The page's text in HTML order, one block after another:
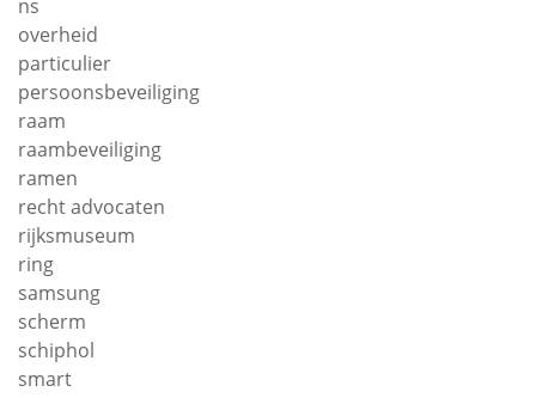
ns
overheid
particulier
persoonsbeveiliging
raam
raambeveiliging
ramen
recht advocaten
rijksmuseum
ring
samsung
scherm
schiphol
smart